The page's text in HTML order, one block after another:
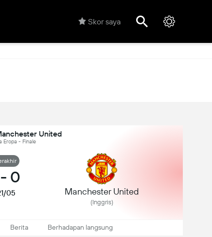
Skor saya
United
Eropa - Finale
- 0
05 Manchester United
(Inggris)
Berita Berhadapan langsung